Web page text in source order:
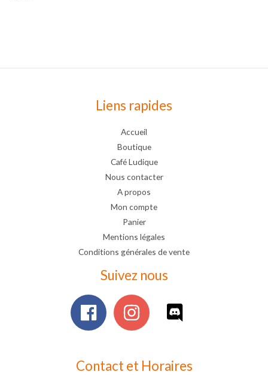
Liens rapides
Accueil
Boutique
Café Ludique
Nous contacter
A propos
Mon compte
Panier
Mentions légales
Conditions générales de vente
Suivez nous
Contact et Horaires